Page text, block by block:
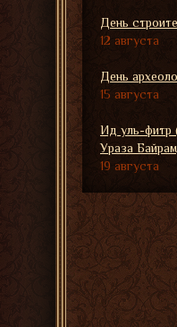
День
12 августа
День
15 августа
Ид уль-фитр
Ураза
19 августа